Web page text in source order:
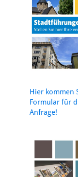
Hier kommen
Formular für
Anfrage!